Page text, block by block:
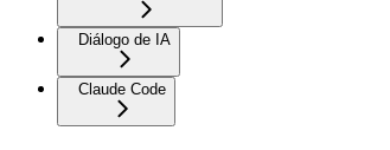
Diálogo de IA
Claude Code